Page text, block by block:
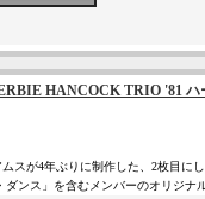
HANCOCK TRIO '81 ハ
スが4年ぶりに制作した、2枚目に
ンス」を含むメンバーのオリジナ